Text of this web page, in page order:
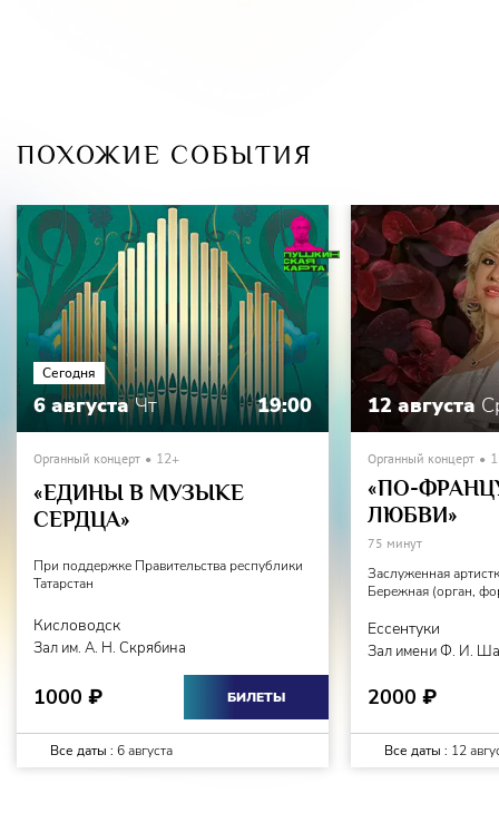
ПОХОЖИЕ СОБЫТИЯ
Сегодня
6 августа Чт 19:00
Органный концерт 12+
«ЕДИНЫ В МУЗЫКЕ
СЕРДЦА»
При поддержке Правительства республики
Татарстан
Кисловодск
Зал им. А. Н. Скрябина
1000 ₽ БИЛЕТЫ
Все даты : 6 августа
12 августа
Органный концерт
«ПО-
ЛЮБВИ»
75 минут
Заслуженная
Бережная (орган,
Ессентуки
Зал имени Ф. И.
2000 ₽
Все даты : 12